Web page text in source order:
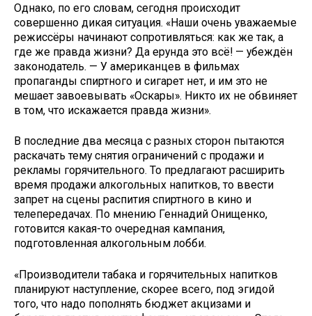
Однако, по его словам, сегодня происходит
совершенно дикая ситуация. «Наши очень уважаемые
режиссёры начинают сопротивляться: как же так, а
где же правда жизни? Да ерунда это всё! — убеждён
законодатель. — У американцев в фильмах
пропаганды спиртного и сигарет нет, и им это не
мешает завоевывать «Оскары». Никто их не обвиняет
в том, что искажается правда жизни».
В последние два месяца с разных сторон пытаются
раскачать тему снятия ограничений с продажи и
рекламы горячительного. То предлагают расширить
время продажи алкогольных напитков, то ввести
запрет на сцены распития спиртного в кино и
телепередачах. По мнению Геннадий Онищенко,
готовится какая-то очередная кампания,
подготовленная алкогольным лобби.
«Производители табака и горячительных напитков
планируют наступление, скорее всего, под эгидой
того, что надо пополнять бюджет акцизами и